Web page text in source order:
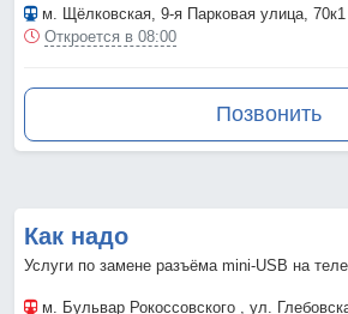
м. Щёлковская, 9-я Парковая улица, 70к1
Откроется в 08:00
Позвонить
Как надо
Услуги по замене разъёма mini-USB на
м. Бульвар Рокоссовского , ул.